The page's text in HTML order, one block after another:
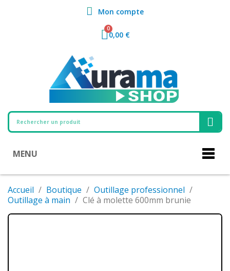
Mon compte
0,00 €
MENU
Accueil Boutique
Outillage professionnel
Outillage à main
Clé à molette 600mm brunie